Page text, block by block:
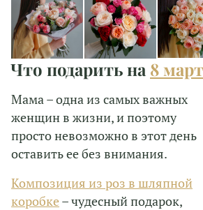
Что подарить на 8
Мама – одна из самых важных
женщин в жизни, и поэтому
просто невозможно в этот день
оставить ее без внимания.
Композиция из роз в шляпной
коробке– чудесный подарок,